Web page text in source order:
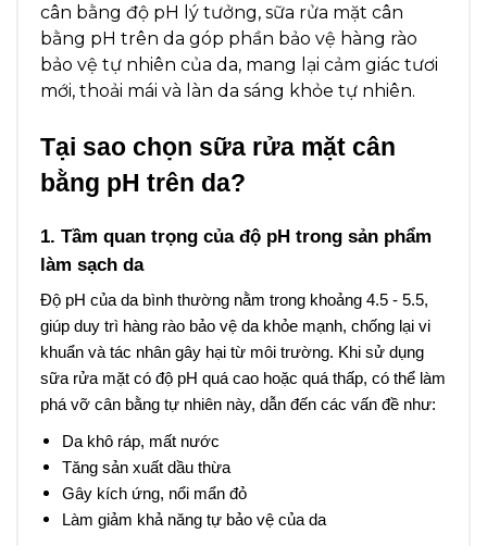
cân bằng độ pH lý tưởng, sữa rửa mặt cân
bằng pH trên da góp phần bảo vệ hàng rào
bảo vệ tự nhiên của da, mang lại cảm giác tươi
mới, thoải mái và làn da sáng khỏe tự nhiên.
Tại sao chọn sữa rửa mặt cân
bằng pH trên da?
1. Tầm quan trọng của độ pH trong sản phẩm
làm sạch da
Độ pH của da bình thường nằm trong khoảng 4.5 - 5.5,
giúp duy trì hàng rào bảo vệ da khỏe mạnh, chống lại vi
khuẩn và tác nhân gây hại từ môi trường. Khi sử dụng
sữa rửa mặt có độ pH quá cao hoặc quá thấp, có thể làm
phá vỡ cân bằng tự nhiên này, dẫn đến các vấn đề như:
Da khô ráp, mất nước
Tăng sản xuất dầu thừa
Gây kích ứng, nổi mẩn đỏ
Làm giảm khả năng tự bảo vệ của da